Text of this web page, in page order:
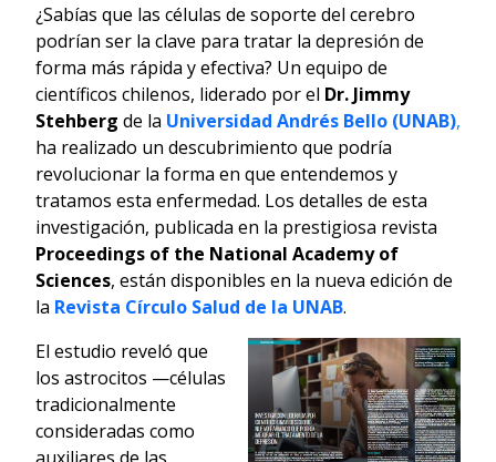
¿Sabías que las células de soporte del cerebro
podrían ser la clave para tratar la depresión de
forma más rápida y efectiva? Un equipo de
científicos chilenos, liderado por el Dr. Jimmy
Stehberg de la Universidad Andrés Bello (UNAB),
ha realizado un descubrimiento que podría
revolucionar la forma en que entendemos y
tratamos esta enfermedad. Los detalles de esta
investigación, publicada en la prestigiosa revista
Proceedings of the National Academy of
Sciences, están disponibles en la nueva edición de
la Revista Círculo Salud de la UNAB.
El estudio reveló que
los astrocitos —células
tradicionalmente
consideradas como